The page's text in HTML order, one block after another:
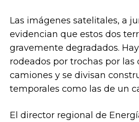
Las imágenes satelitales, a
evidencian que estos dos
gravemente degradados.
rodeados por trochas por las
camiones y se divisan
temporales como las de un
El director regional de